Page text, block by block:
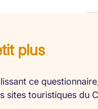
plus
ce
sites touristiques du